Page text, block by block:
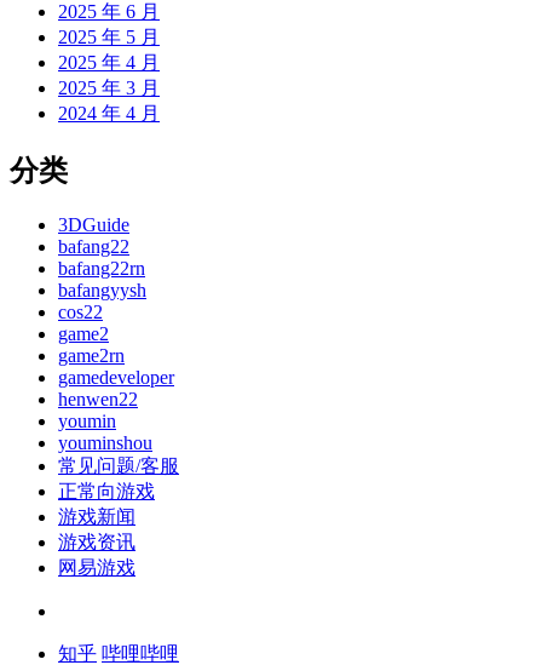
2025 年 6 月
2025 年 5 月
2025 年 4 月
2025 年 3 月
2024 年 4 月
分类
3DGuide
bafang22
bafang22rn
bafangyysh
cos22
game2
game2rn
gamedeveloper
henwen22
youmin
youminshou
常见问题/客服
正常向游戏
游戏新闻
游戏资讯
网易游戏
知乎 哔哩哔哩